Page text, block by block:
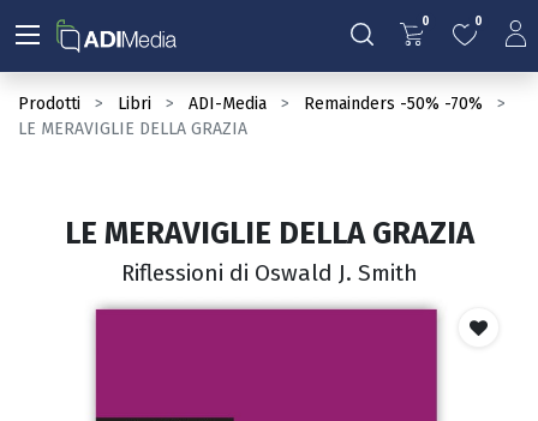
0 0
Prodotti Libri ADI-Media
Remainders -50% -70%
LE MERAVIGLIE DELLA GRAZIA
LE MERAVIGLIE DELLA GRAZIA
Riflessioni di Oswald J. Smith